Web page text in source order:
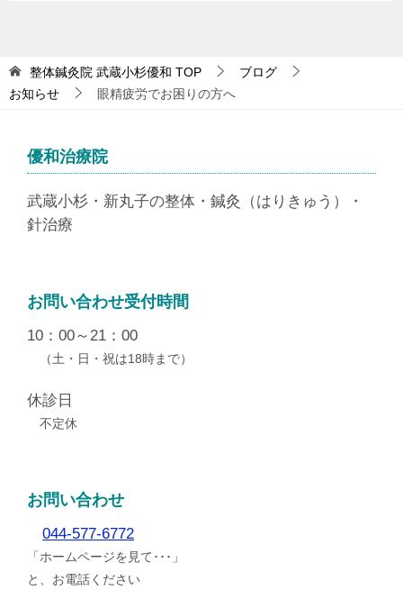
整体鍼灸院 武蔵小杉優和 TOP
ブログ
お知らせ
眼精疲労でお困りの方へ
優和治療院
武蔵小杉・新丸子の整体・鍼灸（はりきゅう）・
針治療
お問い合わせ受付時間
10：00～21：00
（土・日・祝は18時まで）
休診日
不定休
お問い合わせ
044-577-6772
「ホームページを見て･･･」
と、お電話ください